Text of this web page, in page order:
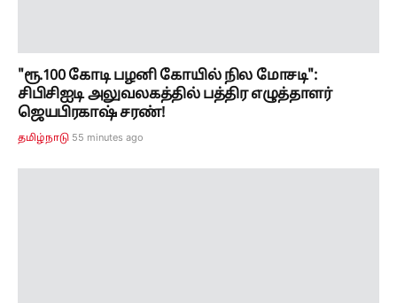
"ரூ.100 கோடி பழனி கோயில் நில மோசடி":
சிபிசிஐடி அலுவலகத்தில் பத்திர எழுத்தாளர்
ஜெயபிரகாஷ் சரண்!
தமிழ்நாடு 55 minutes ago